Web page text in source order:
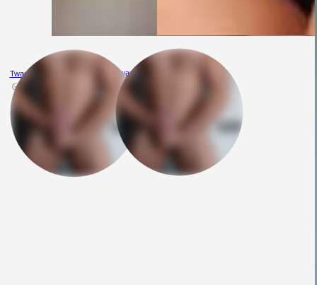
Twardyszukauleglejnareal Twardyszukauleglejnareal